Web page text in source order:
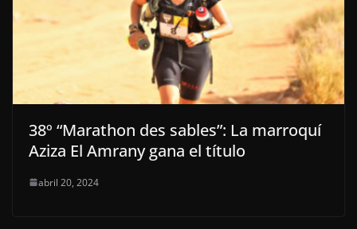
38º “Marathon des sables”: La marroquí
Aziza El Amrany gana el título
abril 20, 2024